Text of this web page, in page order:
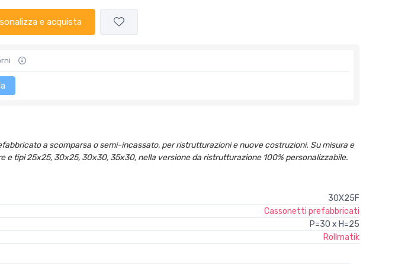
e acquista
a scomparsa o semi-incassato, per ristrutturazioni e nuove costruzioni. Su misura e
e tipi 25x25, 30x25, 30x30, 35x30, nella versione da ristrutturazione 100% personalizzabile.
30X25F
Cassonetti prefabbricati
P=30 x H=25
Rollmatik